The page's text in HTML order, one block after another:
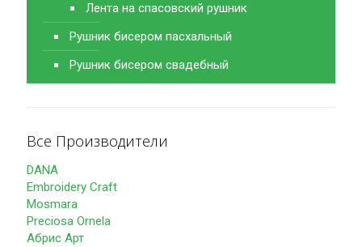
Лента на спасовский рушник
Рушник бисером пасхальный
Рушник бисером свадебный
Все Производители
DANA
Embroidery Craft
Mosmara
Preciosa Ornela
Абрис Арт